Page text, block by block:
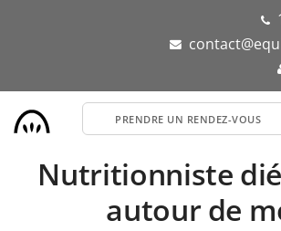
PRENDRE UN RENDEZ-VOUS
Nutritionniste
autour de